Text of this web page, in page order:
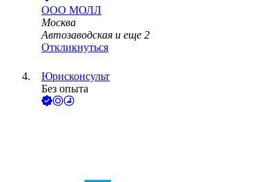
ООО МОЛЛ
Москва
Автозаводская и еще 2
Откликнуться
Юрисконсульт
Без опыта